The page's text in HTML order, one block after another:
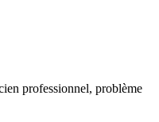
professionnel, problème